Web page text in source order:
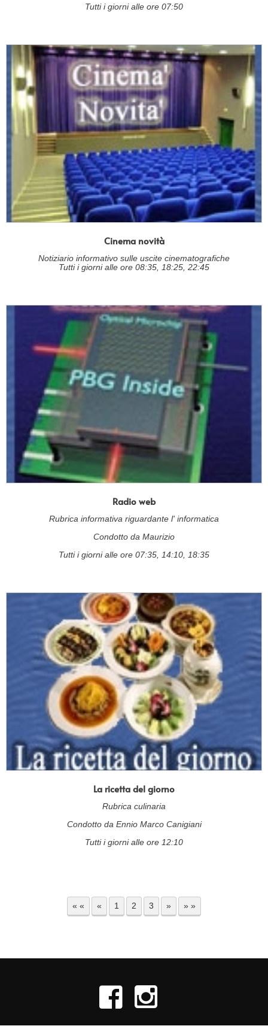
Tutti i giorni alle ore 07:50
Cinema novità
Notiziario informativo sulle uscite cinematografiche
Tutti i giorni alle ore 08:35, 18:25, 22:45
Radio web
Rubrica informativa riguardante l' informatica
Condotto da Maurizio
Tutti i giorni alle ore 07:35, 14:10, 18:35
La ricetta del giorno
Rubrica culinaria
Condotto da Ennio Marco Canigiani
Tutti i giorni alle ore 12:10
« « « 1 2 3 » » »